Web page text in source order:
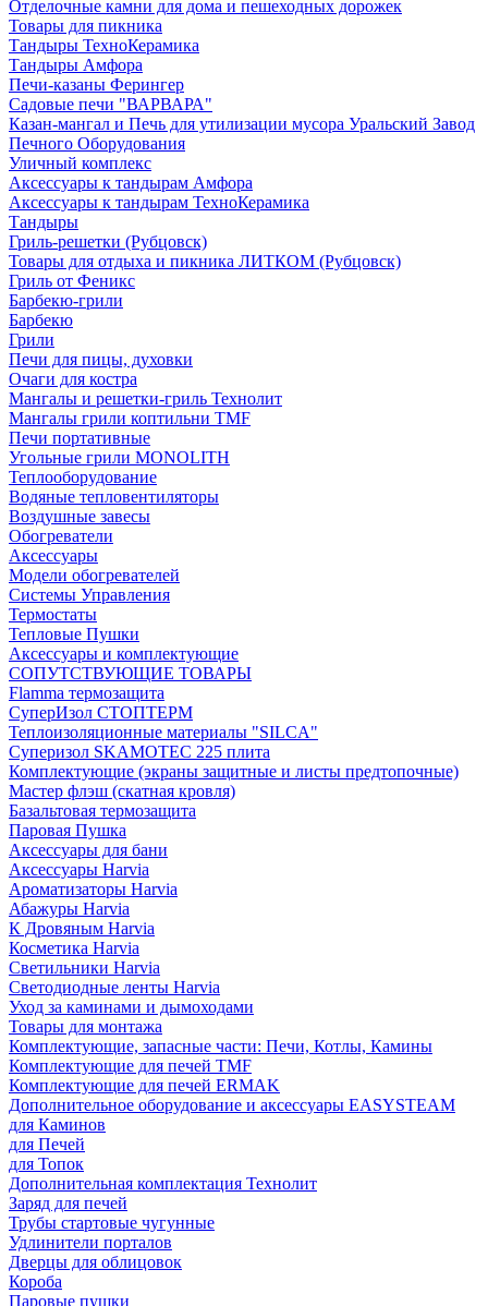
Отделочные камни для дома и пешеходных дорожек
Товары для пикника
Тандыры ТехноКерамика
Тандыры Амфора
Печи-казаны Ферингер
Садовые печи "ВАРВАРА"
Казан-мангал и Печь для утилизации мусора Уральский Завод
Печного Оборудования
Уличный комплекс
Аксессуары к тандырам Амфора
Аксессуары к тандырам ТехноКерамика
Тандыры
Гриль-решетки (Рубцовск)
Товары для отдыха и пикника ЛИТКОМ (Рубцовск)
Гриль от Феникс
Барбекю-грили
Барбекю
Грили
Печи для пицы, духовки
Очаги для костра
Мангалы и решетки-гриль Технолит
Мангалы грили коптильни TMF
Печи портативные
Угольные грили MONOLITH
Теплооборудование
Водяные тепловентиляторы
Воздушные завесы
Обогреватели
Аксессуары
Модели обогревателей
Системы Управления
Термостаты
Тепловые Пушки
Аксессуары и комплектующие
СОПУТСТВУЮЩИЕ ТОВАРЫ
Flamma термозащита
СуперИзол СТОПТЕРМ
Теплоизоляционные материалы "SILCA"
Суперизол SKAMOTEC 225 плита
Комплектующие (экраны защитные и листы предтопочные)
Мастер флэш (скатная кровля)
Базальтовая термозащита
Паровая Пушка
Аксессуары для бани
Аксессуары Harvia
Ароматизаторы Harvia
Абажуры Harvia
К Дровяным Harvia
Косметика Harvia
Светильники Harvia
Светодиодные ленты Harvia
Уход за каминами и дымоходами
Товары для монтажа
Комплектующие, запасные части: Печи, Котлы, Камины
Комплектующие для печей TMF
Комплектующие для печей ERMAK
Дополнительное оборудование и аксессуары EASYSTEAM
для Каминов
для Печей
для Топок
Дополнительная комплектация Технолит
Заряд для печей
Трубы стартовые чугунные
Удлинители порталов
Дверцы для облицовок
Короба
Паровые пушки